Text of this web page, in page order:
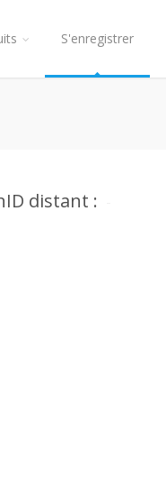
S'enregistrer
distant :